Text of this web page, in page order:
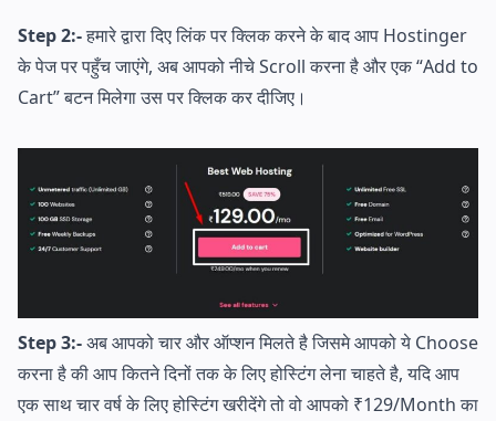
Step 2:-हमारे द्वारा दिए लिंक पर क्लिक करने के बाद आप Hostinger
के पेज पर पहुँच जाएंगे, अब आपको नीचे Scroll करना है और एक “Add to
Cart” बटन मिलेगा उस पर क्लिक कर दीजिए।
Step 3:-अब आपको चार और ऑप्शन मिलते है जिसमे आपको ये Choose
करना है की आप कितने दिनों तक के लिए होस्टिंग लेना चाहते है, यदि आप
एक साथ चार वर्ष के लिए होस्टिंग खरीदेंगे तो वो आपको ₹129/Month का